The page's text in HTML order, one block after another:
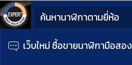
เว็บใหม่ ซื้อขายนาฬิกามือสอง